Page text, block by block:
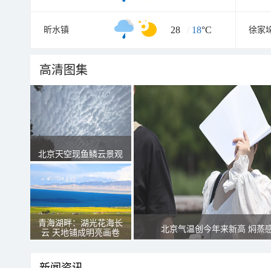
昕水镇 28 / 18°C 徐家
高清图集
北京天空现鱼鳞云景观
青海湖畔：湖光花海长
云 天地铺成明亮画卷
北京气温创今年来新高 焖蒸